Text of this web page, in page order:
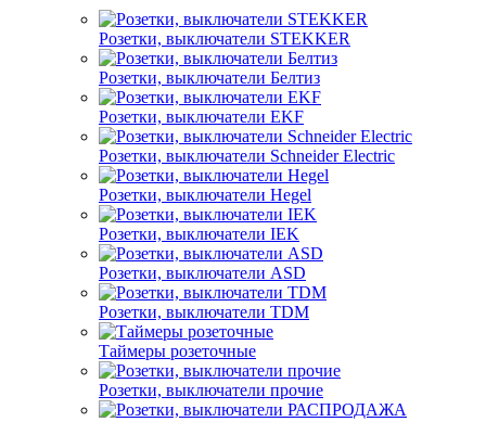
Розетки, выключатели STEKKER
Розетки, выключатели Белтиз
Розетки, выключатели EKF
Розетки, выключатели Schneider Electric
Розетки, выключатели Hegel
Розетки, выключатели IEK
Розетки, выключатели ASD
Розетки, выключатели TDM
Таймеры розеточные
Розетки, выключатели прочие